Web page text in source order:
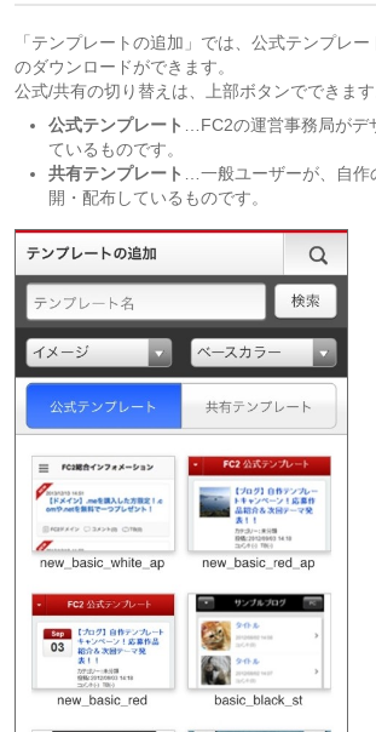
「テンプレートの追加」では、公式テンプレ
のダウンロードができます。
公式/共有の切り替えは、上部ボタンでできます
公式テンプレート …FC2の運営事務局がデ
ているものです。
共有テンプレート …一般ユーザーが、自作
開・配布しているものです。